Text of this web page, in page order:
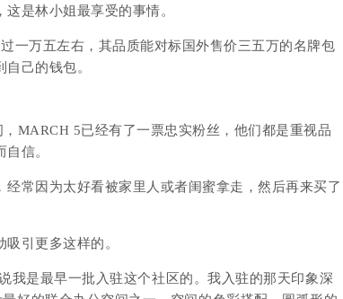
是林小姐最享受的事情。
一万五左右，其品质能对标国外售价三五万的名牌包
己的钱包。
MARCH 5已经有了一票忠实粉丝，他们都是重视品
信。
经常因为太好看被家里人或者闺蜜拿走，然后再来买了
引更多这样的。
我是最早一批入驻这个社区的。我入驻的那天印象深